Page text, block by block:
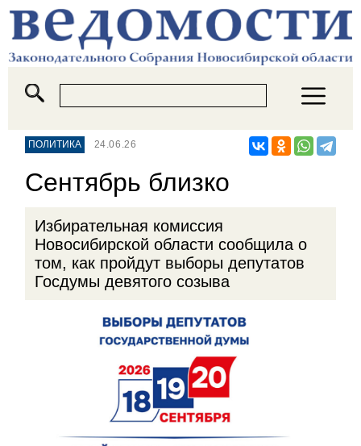
ПОЛИТИКА 24.06.26
Сентябрь близко
Избирательная комиссия
Новосибирской области сообщила о
том, как пройдут выборы депутатов
Госдумы девятого созыва